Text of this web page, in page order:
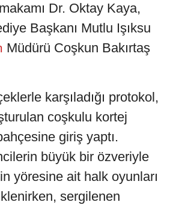
Dr. Oktay Kaya,
Başkanı Mutlu Işıksu
Müdürü Coşkun Bakırtaş
karşıladığı protokol,
coşkulu kortej
giriş yaptı.
büyük bir özveriyle
yöresine ait halk oyunları
sergilenen